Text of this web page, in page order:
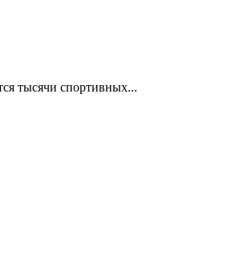
тысячи спортивных...